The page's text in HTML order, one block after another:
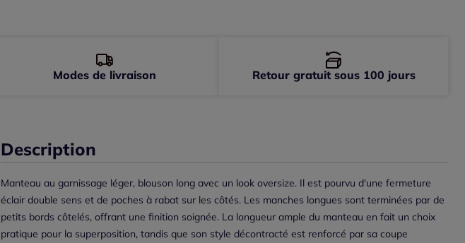
Description
Manteau au garnissage léger, blouson long avec un look oversize. Il est pourvu d'une fermeture
éclair double sens et de poches à rabat sur les côtés. Les manches longues sont terminées par de
petits bords côtelés, offrant une finition soignée. La longueur ample du manteau en fait un choix
pratique pour la superposition, tandis que son style décontracté est renforcé par sa coupe
Modes de livraison Retour gratuit sous 100 jours